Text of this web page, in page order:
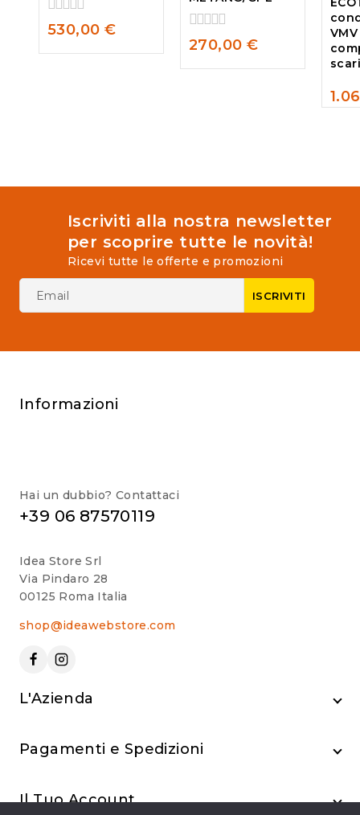
0
out
of
530,00 €
0
out
of
270,00 €
0
Iscriviti alla nostra newsletter
per scoprire tutte le novità!
Ricevi tutte le offerte e promozioni
Informazioni
Hai un dubbio? Contattaci
+39 06 87570119
Idea Store Srl
Via Pindaro 28
00125 Roma Italia
shop@ideawebstore.com
L'Azienda
Pagamenti e Spedizioni
Il Tuo Account